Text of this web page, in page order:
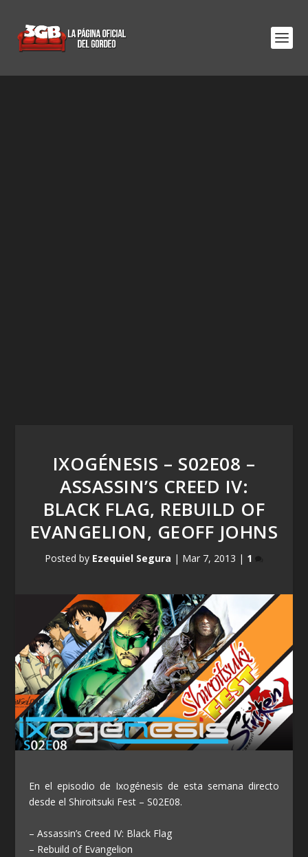
IXOGÉNESIS – S02E08 –
ASSASSIN’S CREED IV:
BLACK FLAG, REBUILD OF
EVANGELION, GEOFF JOHNS
Posted by Ezequiel Segura | Mar 7, 2013 | 1
En el episodio de Ixogénesis de esta semana directo
desde el Shiroitsuki Fest – S02E08.
– Assassin’s Creed IV: Black Flag
– Rebuild of Evangelion